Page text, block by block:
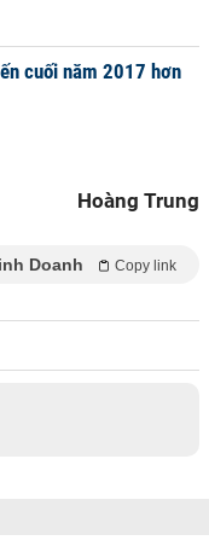
cuối năm 2017 hơn
Hoàng Trung
Doanh Copy link